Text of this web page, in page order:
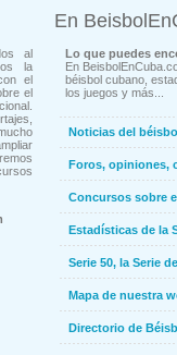
al
la
el
el
En
Lo que puedes
En
béisbol cubano,
los juegos y más...
Noticias del
Foros, opiniones,
Concursos sobre
Estadísticas de la
Serie 50, la Serie
Mapa de nuestra
Directorio de